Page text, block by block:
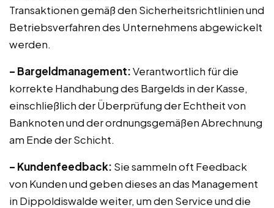
Transaktionen gemäß den Sicherheitsrichtlinien und
Betriebsverfahren des Unternehmens abgewickelt
werden.
– Bargeldmanagement:Verantwortlich für die
korrekte Handhabung des Bargelds in der Kasse,
einschließlich der Überprüfung der Echtheit von
Banknoten und der ordnungsgemäßen Abrechnung
am Ende der Schicht.
– Kundenfeedback: Sie sammeln oft Feedback
von Kunden und geben dieses an das Management
in Dippoldiswalde weiter, um den Service und die